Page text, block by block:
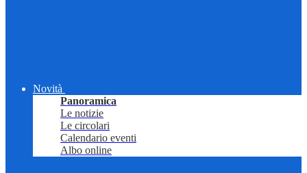
Novità
Panoramica
Le notizie
Le circolari
Calendario eventi
Albo online